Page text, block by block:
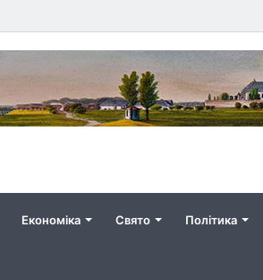
Економіка Свято Політика